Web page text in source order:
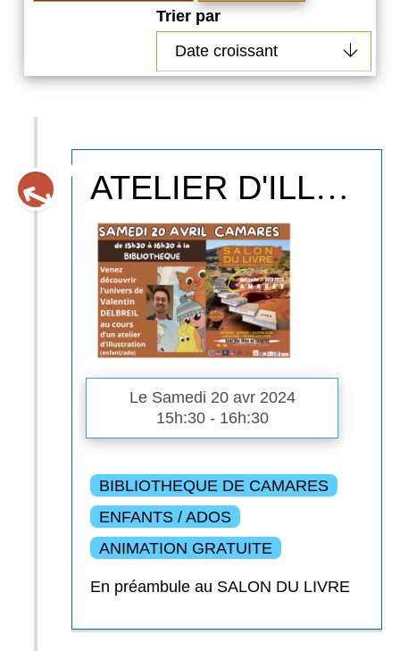
Trier par
ATELIER D'ILLUSTRATION AVEC VALENTIN DELBREIL SAMEDI 20 AVRIL de15h30 à 16h30
Le Samedi 20 avr 2024
15h:30 - 16h:30
BIBLIOTHEQUE DE CAMARES
ENFANTS / ADOS
ANIMATION GRATUITE
En préambule au SALON DU LIVRE